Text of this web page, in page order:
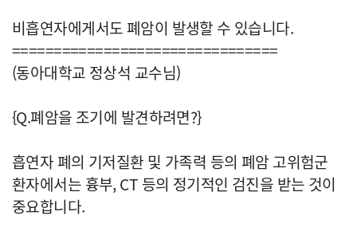
비흡연자에게서도 폐암이 발생할 수 있습니다.
================================
(동아대학교 정상석 교수님)
{Q.폐암을 조기에 발견하려면?}
흡연자 폐의 기저질환 및 가족력 등의 폐암 고위험군
환자에서는 흉부, CT 등의 정기적인 검진을 받는 것이
중요합니다.